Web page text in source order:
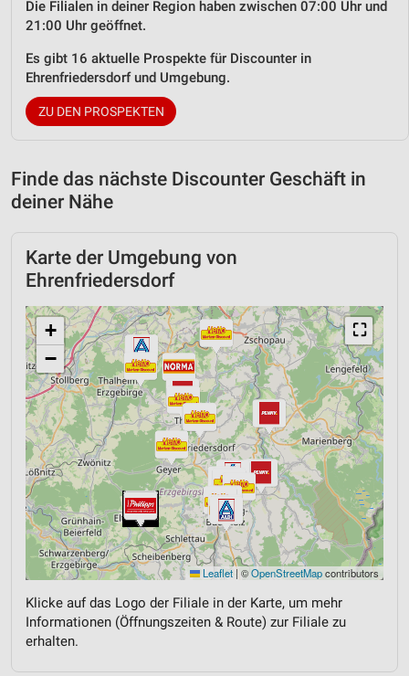
Die Filialen in deiner Region haben zwischen 07:00 Uhr und
21:00 Uhr geöffnet.
Es gibt 16 aktuelle Prospekte für Discounter in
Ehrenfriedersdorf und Umgebung.
ZU DEN PROSPEKTEN
Finde das nächste Discounter Geschäft in
deiner Nähe
Karte der Umgebung von
Ehrenfriedersdorf
⛶
+
−
Leaflet | ©OpenStreetMapcontributors
Klicke auf das Logo der Filiale in der Karte, um mehr
Informationen (Öffnungszeiten & Route) zur Filiale zu
erhalten.